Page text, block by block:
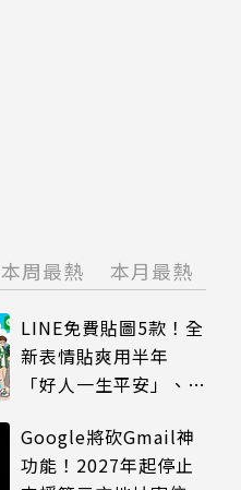
本周最熱 本月最熱
LINE免費貼圖5款！全
新表情貼爽用半年
「好人一生平安」、
Google將砍Gmail神
功能！2027年起停止